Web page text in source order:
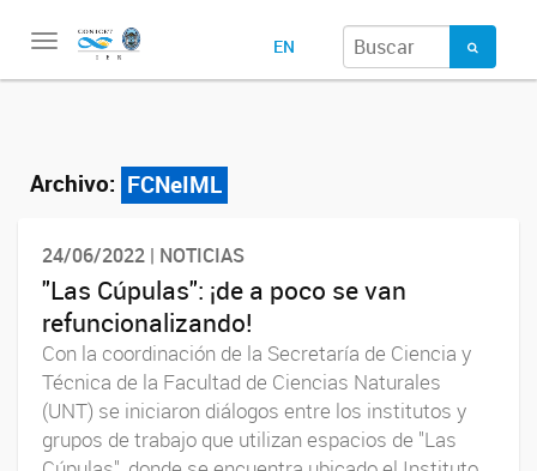
Toggle
EN
Archivo: FCNeIML
24/06/2022 | NOTICIAS
"Las Cúpulas": ¡de a poco se van
refuncionalizando!
Con la coordinación de la Secretaría de Ciencia y
Técnica de la Facultad de Ciencias Naturales
(UNT) se iniciaron diálogos entre los institutos y
grupos de trabajo que utilizan espacios de "Las